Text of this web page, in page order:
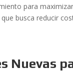
para
busca reducir
Nuevas